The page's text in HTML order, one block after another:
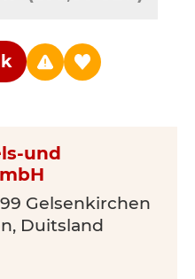
und
Gelsenkirchen
Duitsland